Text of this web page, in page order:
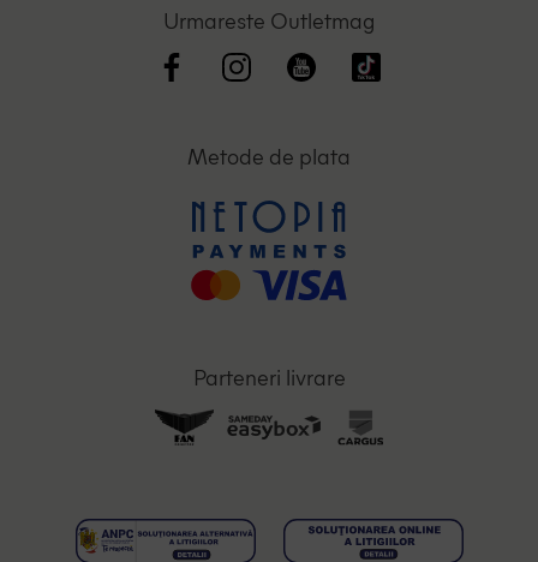
Urmareste Outletmag
Metode de plata
Parteneri livrare